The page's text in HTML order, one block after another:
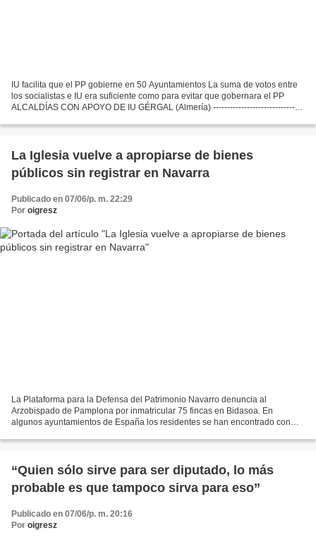
IU facilita que el PP gobierne en 50 Ayuntamientos La suma de votos entre
los socialistas e IU era suficiente como para evitar que gobernara el PP
ALCALDÍAS CON APOYO DE IU GÉRGAL (Almería) --------------------------------
La Iglesia vuelve a apropiarse de bienes
públicos sin registrar en Navarra
Publicado en 07/06/p. m. 22:29
Por oigresz
La Plataforma para la Defensa del Patrimonio Navarro denuncia al
Arzobispado de Pamplona por inmatricular 75 fincas en Bidasoa. En
algunos ayuntamientos de España los residentes se han encontrado con
“Quien sólo sirve para ser diputado, lo más
probable es que tampoco sirva para eso”
Publicado en 07/06/p. m. 20:16
Por oigresz